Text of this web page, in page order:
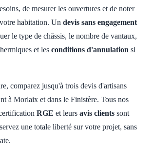
de mesurer les ouvertures et de noter
habitation. Un devis sans engagement
le type de châssis, le nombre de vantaux,
et les conditions d'annulation si
comparez jusqu'à trois devis d'artisans
à Morlaix et dans le Finistère. Tous nos
RGE et leurs avis clients sont
une totale liberté sur votre projet, sans